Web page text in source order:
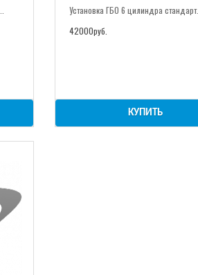
Установка ГБО 6 цилиндра стандарт..
42000руб.
КУПИТЬ